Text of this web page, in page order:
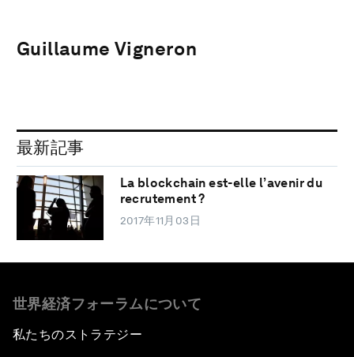
Guillaume Vigneron
最新記事
La blockchain est-elle l’avenir du
recrutement ?
2017年11月03日
世界経済フォーラムについて
私たちのストラテジー